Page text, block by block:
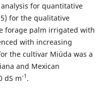
for quantitative
for the qualitative
forage palm irrigated with
with increasing
the cultivar Miúda was a
and Mexican
dS m-1 .